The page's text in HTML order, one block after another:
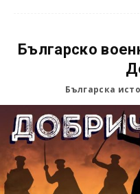
Българско
Българска